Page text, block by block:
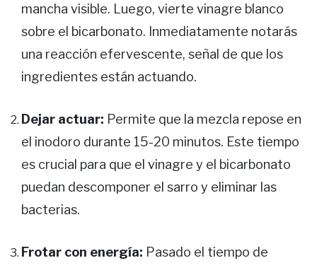
mancha visible. Luego, vierte vinagre blanco
sobre el bicarbonato. Inmediatamente notarás
una reacción efervescente, señal de que los
ingredientes están actuando.
Dejar actuar: Permite que la mezcla repose en
el inodoro durante 15-20 minutos. Este tiempo
es crucial para que el vinagre y el bicarbonato
puedan descomponer el sarro y eliminar las
bacterias.
Frotar con energía: Pasado el tiempo de